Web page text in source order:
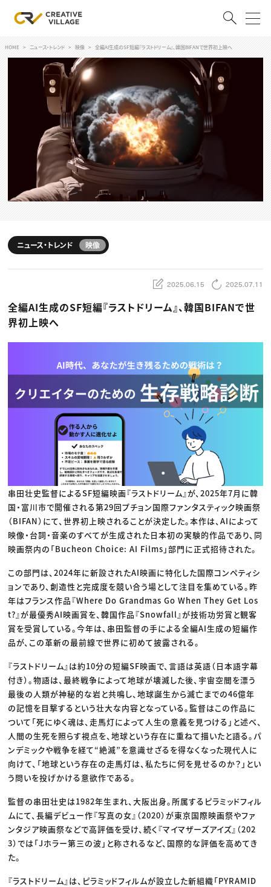
ログイン 会員登録
クリエイター求人を探す
CREATIVE JOB求人検索
特集求人
採用説明会
転職支援サービス
CONTENTS
スキルアップしたい！ トップ
デザイン
動画配信・映像制作
ディレクション
業界解説・キャリア事情
お役立ち基礎知識
TOP Creator’s コラム
ゲームクリエイター
映像クリエイター
マーケッター
C＆R Magazine
ニュース・トレンド
ゲーム・エンタメ
広告
出版
CREATIVE VILLAGEからのお知らせ
プロフェッショナル×つながる×メディア
HOME ニュース・トレンド 映像 全編AI生成のSF短編『ラストドリーム』、韓国BIFANで世界初上映へ
ニュース・トレンド 映像
2025.06.15 2025.07.11
全編AI生成のSF短編『ラストドリーム』、韓国BIFANで世
界初上映へ
串田壮史監督によるSF短編映画『ラストドリーム』が、2025年7月に韓
国・富川市で開催される第29回プチョン国際ファンタスティック映画祭
（BIFAN）にて、世界初上映されることが決定した。本作は、AIによって
映像・台詞・音楽のすべてが生成された日本初の実験的作品であり、同
映画祭内の「Bucheon Choice: AI Films」部門に正式招待された。
この部門は、2024年に新設されたAI映画に特化した国際コンペティシ
ョンであり、創造性と完成度を競い合う場として注目を集めている。昨
年はフランス作品『Where Do Grandmas Go When They Get Los
t?』が最優秀AI映画賞を、韓国作品『Snowfall』が技術功労賞と観客
賞を受賞している。今年は、串田監督の手による全編AI生成の短編作
品が、この革新の最前線で世界に初めて披露される。
『ラストドリーム』は約10分の短編SF映画で、言語は英語（日本語字幕
付き）。物語は、最終戦争によって地球が壊滅した後、宇宙空間を漂う
最後の人類が神秘的な岩と共鳴し、地球誕生から滅亡までの46億年
の記憶を目撃するという壮大な内容となっている。監督はこの作品に
ついて「死にゆく魂は、走馬灯によって人生の意義を見つける」と述べ、
人間の生死を照らす視点を、地球という存在に重ねて描いたと語る。パ
ンデミックや戦争を経て“絶滅”を意識せざるを得なくなった現代人に
向けて、「地球という存在の走馬灯は、私たちに何を見せるのか？」とい
う問いを投げかける意欲作である。
監督の串田壮史は1982年生まれ、大阪出身。所属するピラミッドフィル
ムにて、長編デビュー作『写真の女』（2020）が東京国際映画祭やファ
ンタジア映画祭などで高評価を受け、続く『マイマザーズアイズ』（202
3）では「Jホラー第三の波」と称されるなど、国際的な評価を高めてき
た。
『ラストドリーム』は、ピラミッドフィルムが設立した新組織「PYRAMID